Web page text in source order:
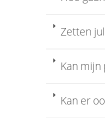
Zetten
Kan
Kan er